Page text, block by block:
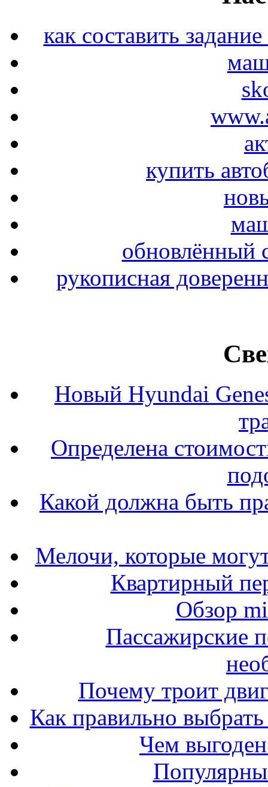
как составить
купить
обновлённый
рукописная
Новый Hyundai
Определена
Какой должна быть
Мелочи, которые
Квартирный
Обзор
Пассажирские
Почему троит
Как правильно выбрать
Чем